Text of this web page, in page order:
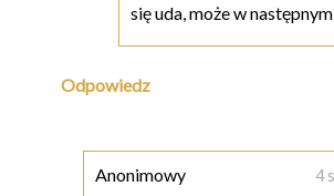
się uda, może w
Odpowiedz
Anonimowy 4